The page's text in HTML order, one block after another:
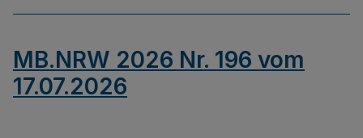
MB.NRW 2026 Nr. 196 vom
17.07.2026